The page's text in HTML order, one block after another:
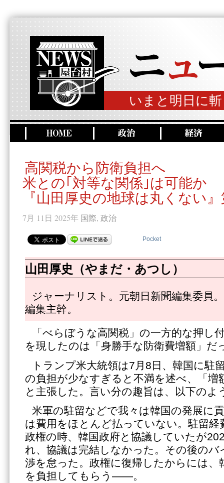
いまと明日に
高関税から防衛負担へ
米との｢対等な関係｣は可能か
『山田厚史の地球は丸くない
7月 11日 2025年 国際, 政治
Pocket
山田厚史（やまだ・あつし）
ジャーナリスト。元朝日新聞編集委員
編集主幹。
「べらぼうな高関税」の一方的な押し
を現したのは「身勝手な防衛費増額」だ
トランプ米大統領は7月8日、韓国に駐
の負担が少なすぎると不満を述べ、「増
と主張した。言い分の趣旨は、以下のよ
米軍の駐留などで我々は韓国の発展に
は費用をほとんど払っていない。駐留経
政権の時、韓国政府と協議していたが
れ、協議は完結しなかった。その後のバ
渉を怠った。政権に復帰したからには、
を負担してもらう――。